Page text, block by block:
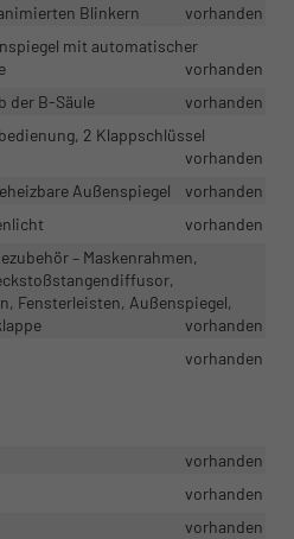
Blinkern
vorhanden
mit automatischer
vorhanden
der B-Säule
vorhanden
2 Klappschlüssel
vorhanden
Außenspiegel
vorhanden
vorhanden
– Maskenrahmen,
Fensterleisten, Außenspiegel,
vorhanden
vorhanden
vorhanden
vorhanden
vorhanden